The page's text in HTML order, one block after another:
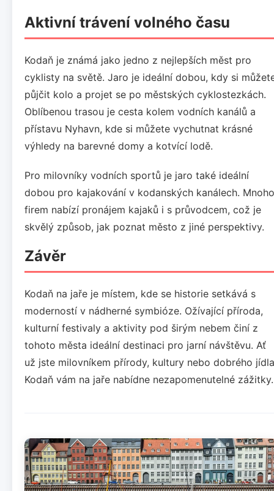
Aktivní trávení volného času
Kodaň je známá jako jedno z nejlepších měst pro
cyklisty na světě. Jaro je ideální dobou, kdy si
půjčit kolo a projet se po městských cyklostezkách.
Oblíbenou trasou je cesta kolem vodních kanálů a
přístavu Nyhavn, kde si můžete vychutnat krásné
výhledy na barevné domy a kotvící lodě.
Pro milovníky vodních sportů je jaro také ideální
dobou pro kajakování v kodanských kanálech. Mnoho
firem nabízí pronájem kajaků i s průvodcem, což je
skvělý způsob, jak poznat město z jiné perspektivy.
Závěr
Kodaň na jaře je místem, kde se historie setkává s
moderností v nádherné symbióze. Ožívající příroda,
kulturní festivaly a aktivity pod širým nebem činí z
tohoto města ideální destinaci pro jarní návštěvu. Ať
už jste milovníkem přírody, kultury nebo dobrého
Kodaň vám na jaře nabídne nezapomenutelné zážitky.